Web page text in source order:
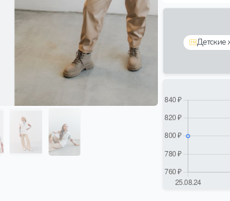
Детские